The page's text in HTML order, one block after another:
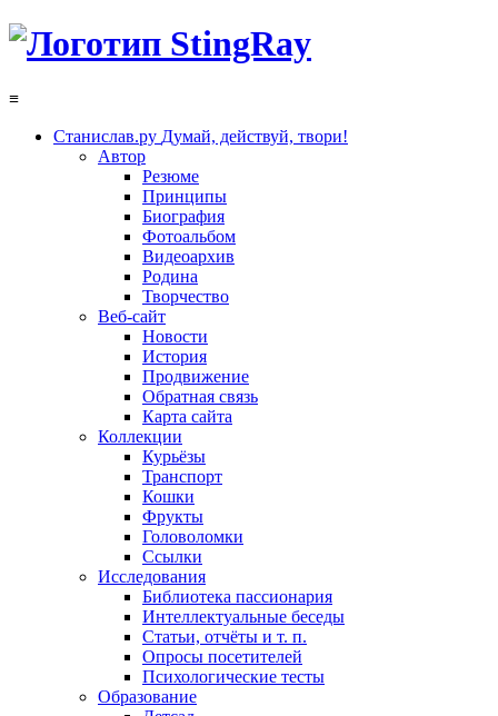
≡
Станислав.ру Думай, действуй, твори!
Автор
Резюме
Принципы
Биография
Фотоальбом
Видеоархив
Родина
Творчество
Веб-сайт
Новости
История
Продвижение
Обратная связь
Карта сайта
Коллекции
Курьёзы
Транспорт
Кошки
Фрукты
Головоломки
Ссылки
Исследования
Библиотека пассионария
Интеллектуальные беседы
Статьи, отчёты и т. п.
Опросы посетителей
Психологические тесты
Образование